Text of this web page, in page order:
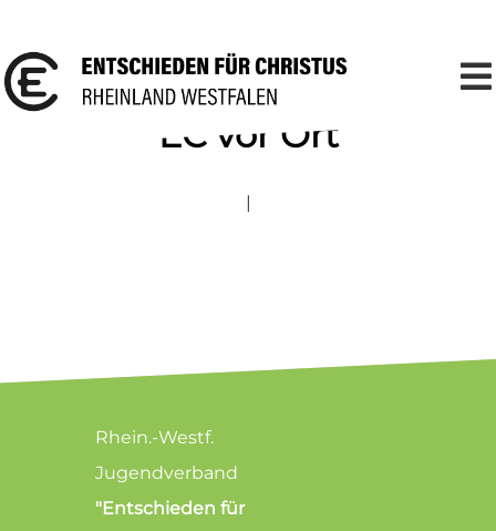
EC vor Ort
|
Rhein.-Westf.
Jugendverband
"Entschieden für